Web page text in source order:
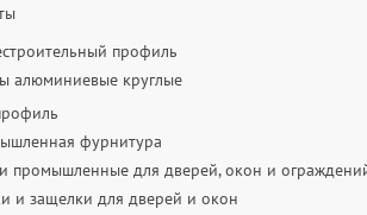
профиль
алюминиевые круглые
фурнитура
промышленные для дверей, окон и
и защелки для дверей и окон